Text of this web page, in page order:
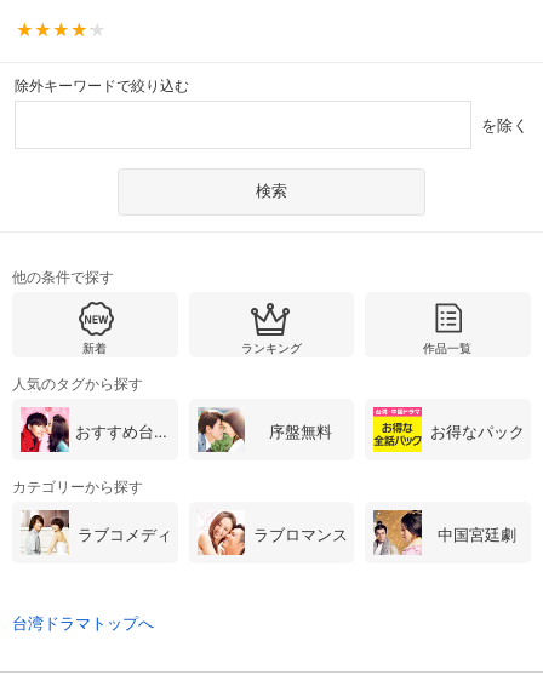
除外キーワードで絞り込む
を除く
他の条件で探す
新着 ランキング 作品一覧
人気のタグから探す
おすすめ台湾・中国ドラマ 序盤無料 お得なパック
カテゴリーから探す
ラブコメディ ラブロマンス 中国宮廷劇
台湾ドラマトップへ